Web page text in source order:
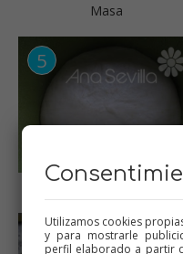
Masa
Utilizamos cookies
y para mostrarle
perfil elaborado a partir